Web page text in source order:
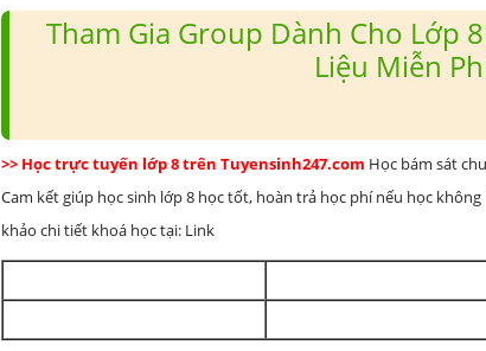
Tham Gia Group Dành Cho Lớp
Liệu Miễn
>> Học trực tuyến lớp 8 trên Tuyensinh247.com Học bám sát
Cam kết giúp học sinh lớp 8 học tốt, hoàn trả học phí nếu học
khảo chi tiết khoá học tại: Link